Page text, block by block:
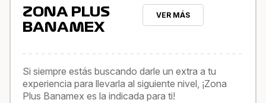
ZONA PLUS
BANAMEX
VER MÁS
Si siempre estás buscando darle un extra a tu
experiencia para llevarla al siguiente nivel, ¡Zona
Plus Banamex es la indicada para ti!